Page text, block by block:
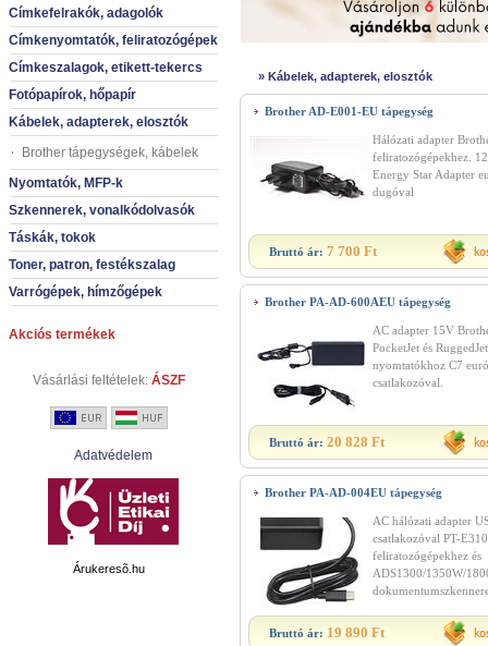
Címkefelrakók, adagolók
Címkenyomtatók, feliratozógépek
Címkeszalagok, etikett-tekercs
Fotópapírok, hőpapír
Kábelek, adapterek, elosztók
Brother tápegységek, kábelek
Nyomtatók, MFP-k
Szkennerek, vonalkódolvasók
Táskák, tokok
Toner, patron, festékszalag
Varrógépek, hímzőgépek
Akciós termékek
Vásárlási feltételek: ÁSZF
Adatvédelem
Árukeresõ.hu
» Kábelek, adapterek, elosztók
Brother AD-E001-EU tápegység
Hálózati adapter
feliratozógépekhez.
Energy Star Adapter
dugóval
Bruttó ár: 7 700 Ft
Brother PA-AD-600AEU tápegység
AC adapter 15V
PocketJet és
nyomtatókhoz C7
csatlakozóval.
Bruttó ár: 20 828 Ft
Brother PA-AD-004EU tápegység
AC hálózati adapter
csatlakozóval PT-
feliratozógépekhez és
ADS1300/1350W/
Bruttó ár: 19 890 Ft